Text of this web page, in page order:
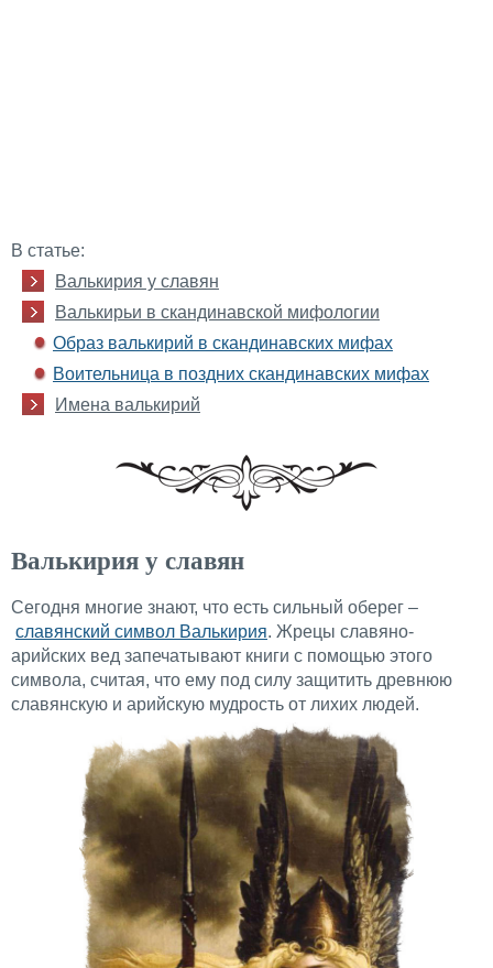
В статье:
Валькирия у славян
Валькирьи в скандинавской мифологии
Образ валькирий в скандинавских мифах
Воительница в поздних скандинавских мифах
Имена валькирий
Валькирия у славян
Сегодня многие знают, что есть сильный оберег –
славянский символ Валькирия. Жрецы славяно-
арийских вед запечатывают книги с помощью этого
символа, считая, что ему под силу защитить древнюю
славянскую и арийскую мудрость от лихих людей.